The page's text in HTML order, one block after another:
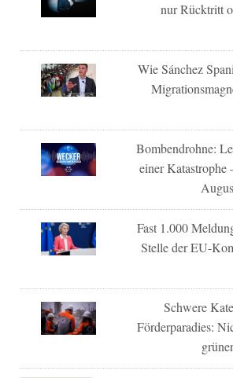
nur Rücktritt
Wie Sánchez
Bombendrohne:
einer Katastrophe
Fast 1.000
Stelle der EU-
Schwere
Förderparadies: